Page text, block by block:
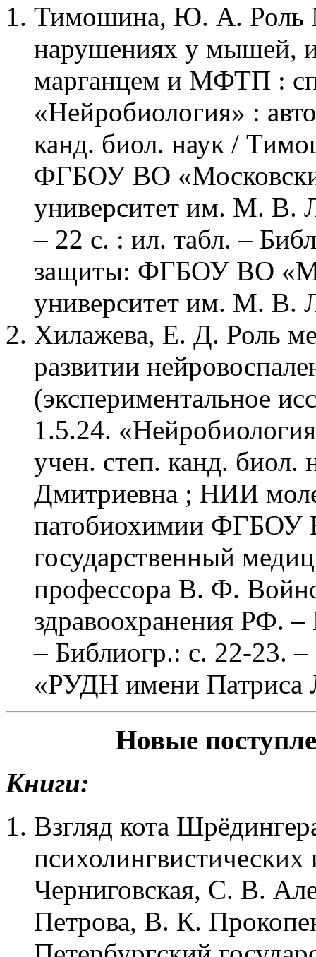
Тимошина, Ю. А. Роль
нарушениях у мышей,
марганцем и МФТП :
«Нейробиология» :
канд. биол. наук /
ФГБОУ ВО
университет им. М. В.
– 22 с. : ил. табл. –
защиты: ФГБОУ ВО
университет им. М. В.
Хилажева, Е. Д. Роль
развитии
(экспериментальное
1.5.24.
учен. степ. канд. биол.
Дмитриевна ; НИИ
патобиохимии ФГБОУ
государственный
профессора В. Ф.
здравоохранения РФ.
– Библиогр.: с. 22-
«РУДН имени Патриса
Новые
Книги:
Взгляд кота
Черниговская, С. В.
Петрова, В. К.